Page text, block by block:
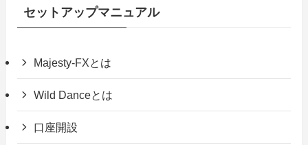
セットアップマニュアル
Majesty-FXとは
Wild Danceとは
口座開設